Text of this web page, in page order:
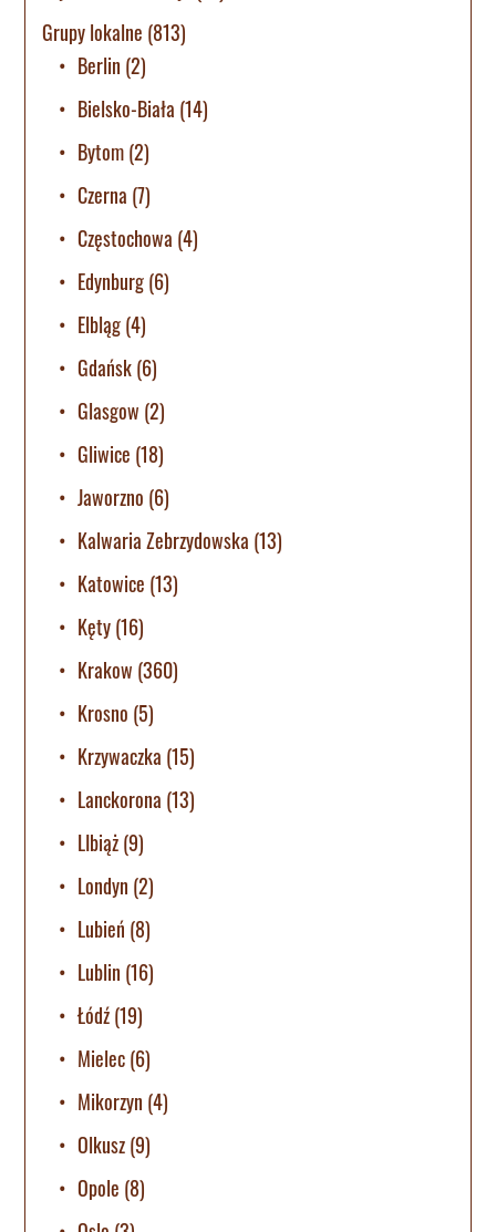
Grupy lokalne (813)
Berlin (2)
Bielsko-Biała (14)
Bytom(2)
Czerna (7)
Częstochowa (4)
Edynburg(6)
Elbląg(4)
Gdańsk(6)
Glasgow (2)
Gliwice (18)
Jaworzno (6)
Kalwaria Zebrzydowska (13)
Katowice (13)
Kęty(16)
Krakow (360)
Krosno (5)
Krzywaczka (15)
Lanckorona (13)
LIbiąż(9)
Londyn (2)
Lubień (8)
Lublin (16)
Łódź(19)
Mielec(6)
Mikorzyn (4)
Olkusz(9)
Opole (8)